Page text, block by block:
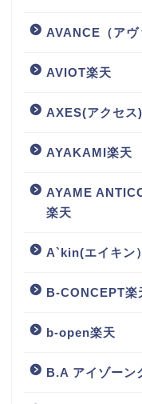
AVANCE（アヴ
AVIOT楽天
AXES(アクセス
AYAKAMI楽天
AYAME
楽天
A`kin(エイキン
B-CONCEPT楽
b-open楽天
B.A アイゾーン